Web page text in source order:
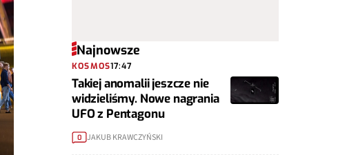
Najnowsze
KOSMOS17:47
Takiej anomalii jeszcze nie
widzieliśmy. Nowe nagrania
UFO z Pentagonu
0 JAKUB KRAWCZYŃSKI